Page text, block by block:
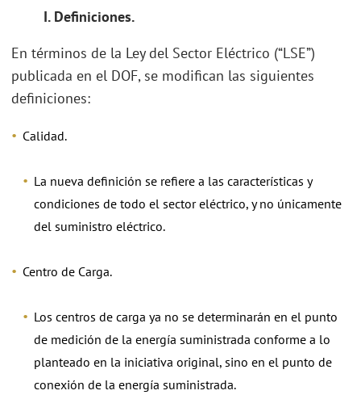
I. Definiciones.
En términos de la Ley del Sector Eléctrico (“LSE”)
publicada en el DOF, se modifican las siguientes
definiciones:
Calidad.
La nueva definición se refiere a las características y
condiciones de todo el sector eléctrico, y no únicamente
del suministro eléctrico.
Centro de Carga.
Los centros de carga ya no se determinarán en el punto
de medición de la energía suministrada conforme a lo
planteado en la iniciativa original, sino en el punto de
conexión de la energía suministrada.